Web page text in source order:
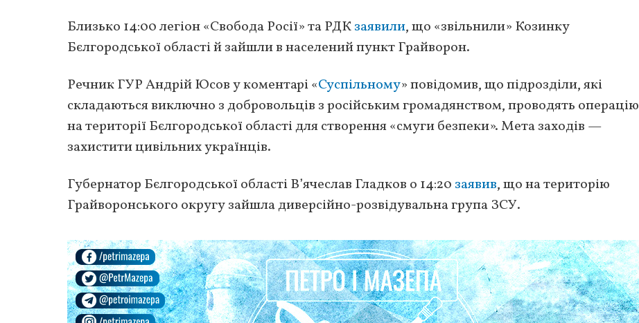
Близько 14:00 легіон «Свобода Росії» та РДКзаявили, що «звільнили» Козинку
Бєлгородської області й зайшли в населений пункт Грайворон.
Речник ГУР Андрій Юсов у коментарі «Суспільному» повідомив, що підрозділи, які
складаються виключно з добровольців з російським громадянством, проводять операцію
на території Бєлгородської області для створення «смуги безпеки». Мета заходів —
захистити цивільних українців.
Губернатор Бєлгородської області В’ячеслав Гладков о 14:20 заявив, що на територію
Грайворонського округу зайшла диверсійно-розвідувальна група ЗСУ.